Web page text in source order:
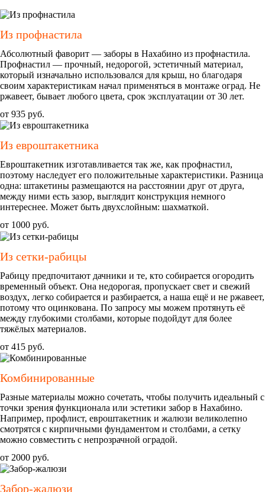
Из профнастила
Абсолютный фаворит — заборы в Нахабино из профнастила.
Профнастил — прочный, недорогой, эстетичный материал,
который изначально использовался для крыш, но благодаря
своим характеристикам начал применяться в монтаже оград. Не
ржавеет, бывает любого цвета, срок эксплуатации от 30 лет.
от 935 руб.
Из евроштакетника
Евроштакетник изготавливается так же, как профнастил,
поэтому наследует его положительные характеристики. Разница
одна: штакетины размещаются на расстоянии друг от друга,
между ними есть зазор, выглядит конструкция немного
интереснее. Может быть двухслойным: шахматкой.
от 1000 руб.
Из сетки-рабицы
Рабицу предпочитают дачники и те, кто собирается огородить
временный объект. Она недорогая, пропускает свет и свежий
воздух, легко собирается и разбирается, а наша ещё и не ржавеет,
потому что оцинкована. По запросу мы можем протянуть её
между глубокими столбами, которые подойдут для более
тяжёлых материалов.
от 415 руб.
Комбинированные
Разные материалы можно сочетать, чтобы получить идеальный с
точки зрения функционала или эстетики забор в Нахабино.
Например, профлист, евроштакетник и жалюзи великолепно
смотрятся с кирпичными фундаментом и столбами, а сетку
можно совместить с непрозрачной оградой.
от 2000 руб.
Забор-жалюзи